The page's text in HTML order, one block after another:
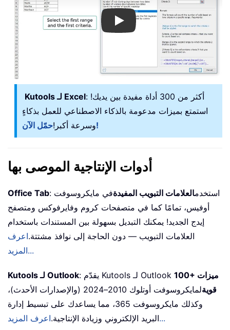
Play
Kutools لـ Excel: أكثر من 300 أداة مفيدة بين يديك!
استمتع بميزات مدعومة بالذكاء الاصطناعي للعمل بذكاءٍ
وسرعة أكبر!حمّل الآن!
أدوات الإنتاجية الموصى بها
Office Tab : استخدمالعلامات التبويب المفيدةفي مايكروسوفت
أوفيس، تمامًا كما في متصفحات كروم وفايرفوكس ومتصفح
إيدج الجديد! يمكنك التبديل بسهولة بين المستندات باستخدام
العلامات التبويب — دون الحاجة إلى نوافذ مشتتة.اعرف
المزيد...
Kutools لـ Outlook : يقدّم Kutools لـ Outlook 100+ ميزات
قوية
لمايكروسوفت أوتلوك 2010–2024 (والإصدارات الأحدث)،
وكذلك مايكروسوفت 365، مما يساعدك على تبسيط إدارة
البريد الإلكتروني وزيادة الإنتاجية.اعرف المزيد...